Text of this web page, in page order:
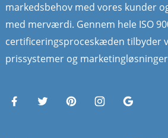
markedsbehov med vores kunder
med merværdi. Gennem hele ISO
certificeringsproceskæden tilbyder
prissystemer og